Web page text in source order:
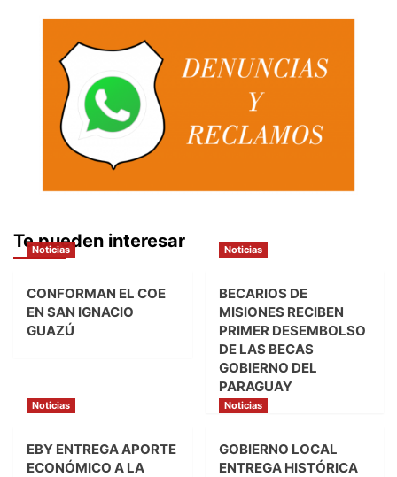
Te pueden interesar
Noticias
CONFORMAN EL COE
EN SAN IGNACIO
GUAZÚ
Noticias
BECARIOS DE
MISIONES RECIBEN
PRIMER DESEMBOLSO
DE LAS BECAS
GOBIERNO DEL
PARAGUAY
Noticias
EBY ENTREGA APORTE
ECONÓMICO A LA
Noticias
GOBIERNO LOCAL
ENTREGA HISTÓRICA